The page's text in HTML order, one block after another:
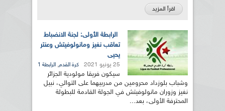
اقرأ المزيد
الرابطة الأولى: لجنة الانضباط
تعاقب نغيز ومانولوفيتش وعنتر
يحيى
25 يونيو 2021 كرة القدم, الرابطة 1
سيكون فريقا مولودية الجزائر
وشباب بلوزداد محرومين من مدربيهما على التوالي، نبيل
نغيز وزوران مانولوفيتش في الجولة القادمة للبطولة
المحترفة الأولى، بعد...